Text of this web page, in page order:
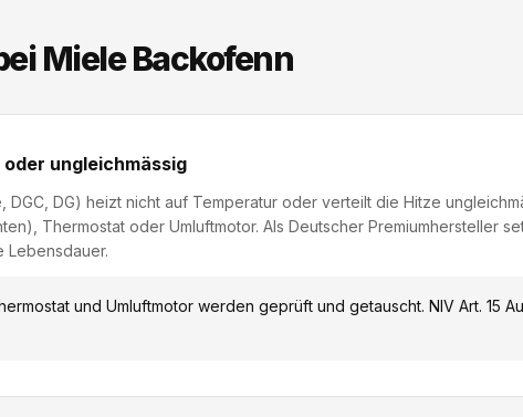
Miele Backofenn
ungleichmässig
DGC, DG) heizt nicht auf Temperatur oder verteilt die Hitze
Thermostat oder Umluftmotor. Als Deutscher Premiumhersteller
Lebensdauer.
und Umluftmotor werden geprüft und getauscht. NIV Art. 15